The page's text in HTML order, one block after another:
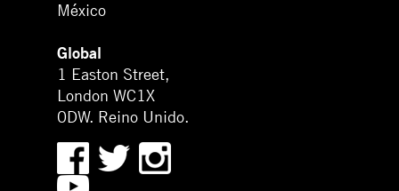
México
Global
1 Easton Street,
London WC1X
0DW. Reino Unido.